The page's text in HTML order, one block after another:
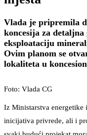
Vlada je pripremila
koncesija za
eksploataciju
Ovim planom se
lokaliteta u
Foto: Vlada CG
Iz Ministarstva energetike
inicijativa privrede, ali i